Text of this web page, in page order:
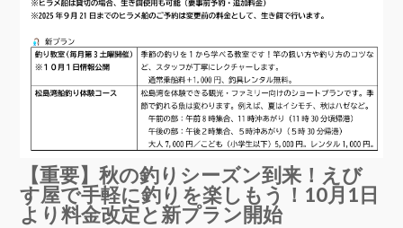
【重要】秋の釣りシーズン到来！えび
す屋で手軽に釣りを楽しもう！10月1日
より料金改定と新プラン開始